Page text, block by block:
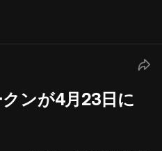
ンが4月23日に